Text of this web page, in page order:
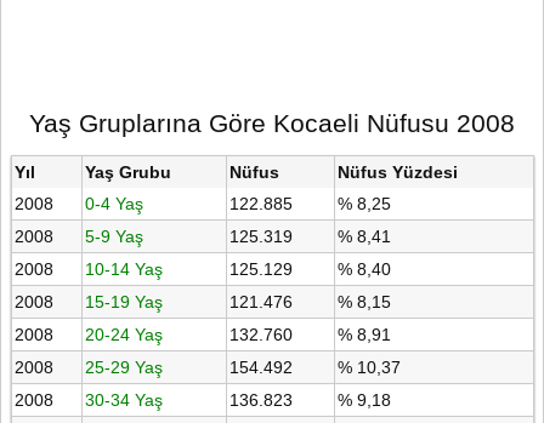
Yaş Gruplarına Göre Kocaeli Nüfusu 2008
Yıl Yaş Grubu Nüfus
Nüfus Yüzdesi
2008
0-4 Yaş 122.885
% 8,25
2008
5-9 Yaş 125.319
% 8,41
2008
10-14 Yaş 125.129
% 8,40
2008
15-19 Yaş 121.476
% 8,15
2008
20-24 Yaş 132.760
% 8,91
2008
25-29 Yaş 154.492
% 10,37
2008
30-34 Yaş 136.823
% 9,18